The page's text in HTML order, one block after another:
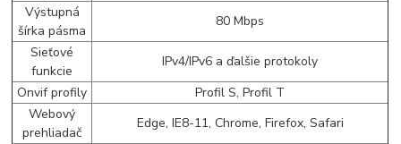
Výstupná
šírka pásma
80 Mbps
Sieťové
funkcie
IPv4/IPv6 a ďalšie protokoly
Onvif profily
Profil S, Profil T
Webový
prehliadač
Edge, IE8-11, Chrome, Firefox, Safari